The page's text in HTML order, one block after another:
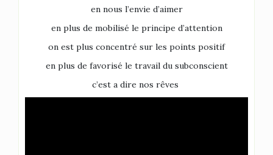
en nous l’envie d’aimer
en plus de mobilisé le principe d’attention
on est plus concentré sur les points positif
en plus de favorisé le travail du subconscient
c’est a dire nos rêves